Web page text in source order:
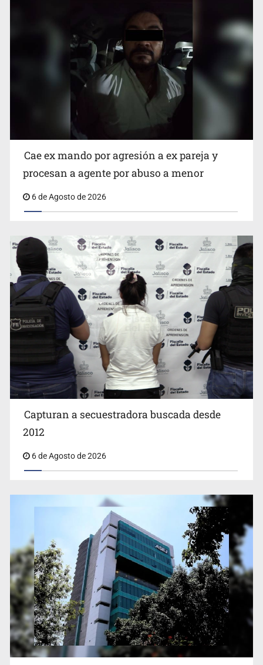
Que el IPEJAL encabece la lista de deudores en Jalisco
es un “foco rojo” de gran magnitud: Economista
Critican inoperancia de la ASEJ para recuperar fondos
públicos
Cae ex mando por agresión a ex pareja y procesan a
agente por abuso a menor
Cae ex mando por agresión a ex pareja y
procesan a agente por abuso a menor
6 de Agosto de 2026
Capturan a secuestradora buscada desde
2012
6 de Agosto de 2026